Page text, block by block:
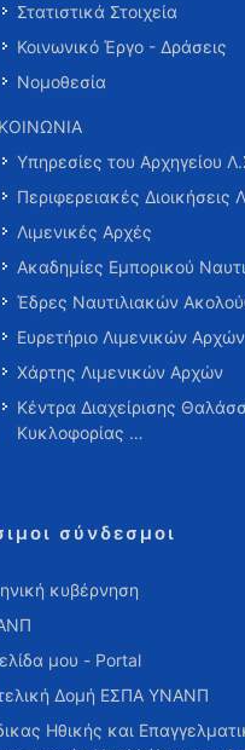
Στατιστικά Στοιχεία
Κοινωνικό Έργο - Δράσεις
Νομοθεσία
Υπηρεσίες του Αρχηγείου
Περιφερειακές
Λιμενικές Αρχές
Ακαδημίες Εμπορικού
Έδρες Ναυτιλιακών
Ευρετήριο Λιμενικών Αρχών
Χάρτης Λιμενικών Αρχών
Κέντρα Διαχείρισης
Κυκλοφορίας …
σύνδεσμοι
κυβέρνηση
μου - Portal
Δομή ΕΣΠΑ ΥΝΑΝΠ
Ηθικής και